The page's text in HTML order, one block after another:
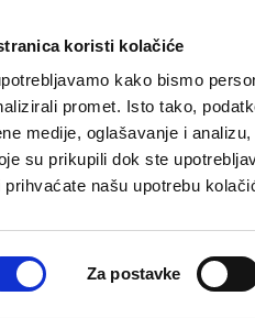
koristi kolačiće
kako bismo
promet. Isto tako,
medije, oglašavanje i
su prikupili dok ste
našu upotrebu
Za postavke